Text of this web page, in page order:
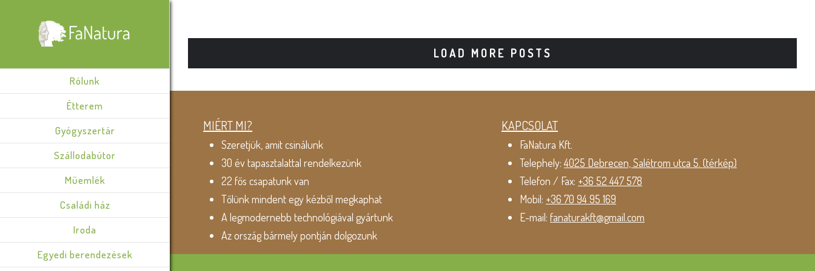
Rólunk
Étterem
Gyógyszertár
Szállodabútor
Műemlék
Családi ház
Iroda
Egyedi berendezések
LOAD MORE POSTS
MIÉRT MI?
Szeretjük, amit csinálunk
30 év tapasztalattal rendelkezünk
22 fős csapatunk van
Tőlünk mindent egy kézből megkaphat
A legmodernebb technológiával gyártunk
Az ország bármely pontján dolgozunk
KAPCSOLAT
FaNatura Kft.
Telephely:4025 Debrecen, Salétrom utca 5. (térkép)
Telefon / Fax: +36 52 447 578
Mobil: +36 70 94 95 169
E-mail: fanaturakft@gmail.com